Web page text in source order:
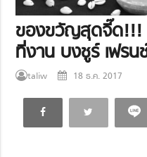
ของขวัญสุดจี๊ด!!!
ที่งาน บงชูร์ เฟร
taliw 18 ธ.ค. 2017